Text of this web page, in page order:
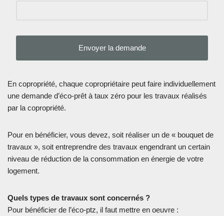
En copropriété, chaque copropriétaire peut faire individuellement
une demande d’éco-prêt à taux zéro pour les travaux réalisés
par la copropriété.
Pour en bénéficier, vous devez, soit réaliser un de « bouquet de
travaux », soit entreprendre des travaux engendrant un certain
niveau de réduction de la consommation en énergie de votre
logement.
Quels types de travaux sont concernés ?
Pour bénéficier de l’éco-ptz, il faut mettre en oeuvre :